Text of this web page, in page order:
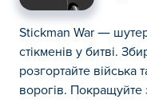
Stickman War —
стікменів у битві.
розгортайте війська
ворогів.